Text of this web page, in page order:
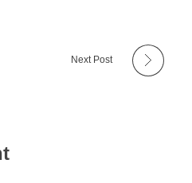
Next Post